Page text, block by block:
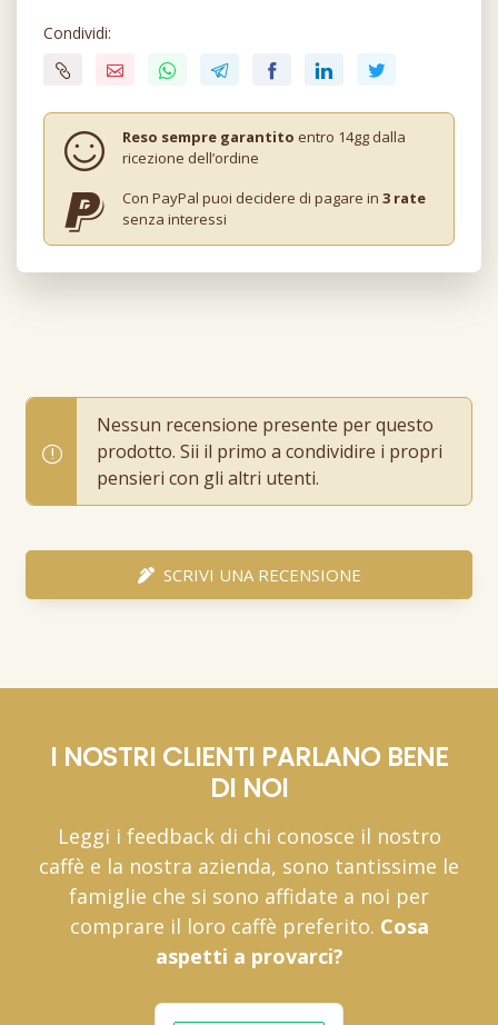
Condividi:
Reso sempre garantito entro 14gg dalla
ricezione dell’ordine
Con PayPal puoi decidere di pagare in 3 rate
senza interessi
Nessun recensione presente per questo
prodotto. Sii il primo a condividire i propri
pensieri con gli altri utenti.
SCRIVI UNA RECENSIONE
I NOSTRI CLIENTI PARLANO BENE
DI NOI
Leggi i feedback di chi conosce il nostro
caffè e la nostra azienda, sono tantissime le
famiglie che si sono affidate a noi per
comprare il loro caffè preferito. Cosa
aspetti a provarci?